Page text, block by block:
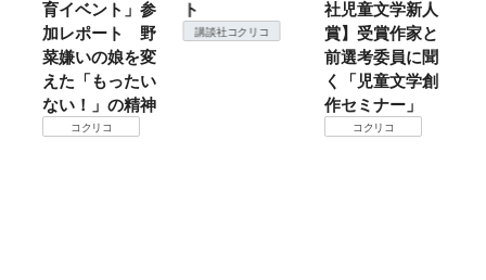
育イベント」参
加レポート 野
菜嫌いの娘を変
えた「もったい
ない！」の精神
コクリコ
ト
講談社コクリコ
社児童文学新人
賞】受賞作家と
前選考委員に聞
く「児童文学創
作セミナー」
コクリコ